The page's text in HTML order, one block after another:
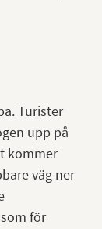
Turister
upp på
kommer
väg ner
för